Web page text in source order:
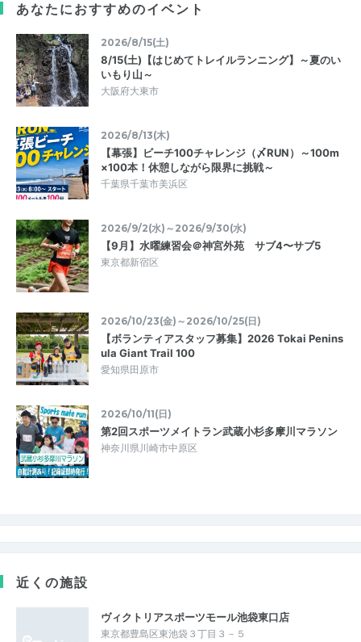
あなたにおすすめのイベント
2026/8/15(土)
8/15(土)【はじめてトレイルランニング】～夏のい
いもり山～
大阪府大東市
2026/8/13(木)
【幕張】ビーチ100チャレンジ（〆RUN）～100m
×100本！休憩しながら限界に挑戦～
千葉県千葉市美浜区
2026/9/2(水)～2026/9/30(水)
【9月】水曜練習会＠神宮外苑 サブ4〜サブ5
東京都新宿区
2026/10/23(金)～2026/10/25(日)
【ボランティアスタッフ募集】2026 Tokai Penins
ula Giant Trail 100
愛知県田原市
2026/10/11(日)
第2回スポーツメイトラン武蔵小杉多摩川マラソン
神奈川県川崎市中原区
近くの施設
ヴィクトリアスポーツモール池袋東口店
東京都豊島区東池袋３丁目３－５